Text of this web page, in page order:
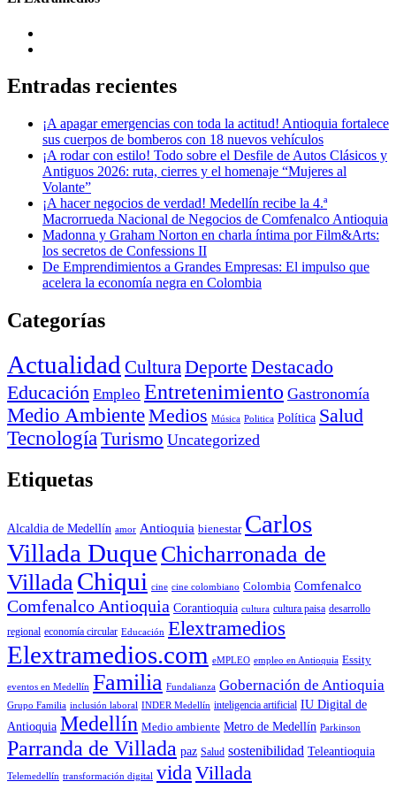
Entradas recientes
¡A apagar emergencias con toda la actitud! Antioquia fortalece
sus cuerpos de bomberos con 18 nuevos vehículos
¡A rodar con estilo! Todo sobre el Desfile de Autos Clásicos y
Antiguos 2026: ruta, cierres y el homenaje “Mujeres al
Volante”
¡A hacer negocios de verdad! Medellín recibe la 4.ª
Macrorrueda Nacional de Negocios de Comfenalco Antioquia
Madonna y Graham Norton en charla íntima por Film&Arts:
los secretos de Confessions II
De Emprendimientos a Grandes Empresas: El impulso que
acelera la economía negra en Colombia
Categorías
Actualidad CulturaDeporte Destacado
Educación Empleo Entretenimiento Gastronomía
Medio AmbienteMedios Música Politica Política Salud
TecnologíaTurismo Uncategorized
Etiquetas
Alcaldia de Medellín amor Antioquia bienestar Carlos
Villada Duque Chicharronada de
VilladaChiqui cine cine colombiano Colombia Comfenalco
Comfenalco Antioquia Corantioquia cultura cultura paisa desarrollo
regional economía circular Educación Elextramedios
Elextramedios.com eMPLEO empleo en Antioquia Essity
eventos en Medellín Familia Fundalianza Gobernación de Antioquia
Grupo Familia inclusión laboral INDER Medellín inteligencia artificial IU Digital de
Antioquia Medellín Medio ambiente Metro de Medellín Parkinson
Parranda de Villada paz Salud sostenibilidad Teleantioquia
Telemedellín transformación digital vida Villada